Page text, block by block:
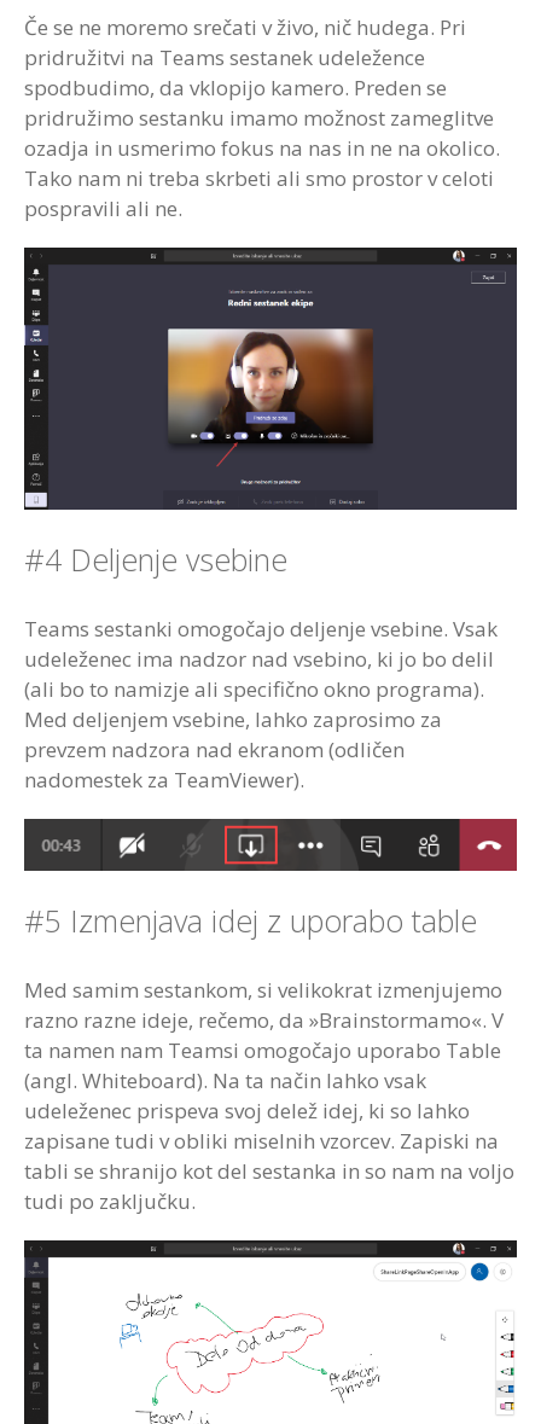
Če se ne moremo srečati v živo, nič hudega. Pri
pridružitvi na Teams sestanek udeležence
spodbudimo, da vklopijo kamero. Preden se
pridružimo sestanku imamo možnost zameglitve
ozadja in usmerimo fokus na nas in ne na okolico.
Tako nam ni treba skrbeti ali smo prostor v celoti
pospravili ali ne.
#4 Deljenje vsebine
Teams sestanki omogočajo deljenje vsebine. Vsak
udeleženec ima nadzor nad vsebino, ki jo bo delil
(ali bo to namizje ali specifično okno programa).
Med deljenjem vsebine, lahko zaprosimo za
prevzem nadzora nad ekranom (odličen
nadomestek za TeamViewer).
#5 Izmenjava idej z uporabo table
Med samim sestankom, si velikokrat izmenjujemo
razno razne ideje, rečemo, da »Brainstormamo«. V
ta namen nam Teamsi omogočajo uporabo Table
(angl. Whiteboard). Na ta način lahko vsak
udeleženec prispeva svoj delež idej, ki so lahko
zapisane tudi v obliki miselnih vzorcev. Zapiski na
tabli se shranijo kot del sestanka in so nam na voljo
tudi po zaključku.